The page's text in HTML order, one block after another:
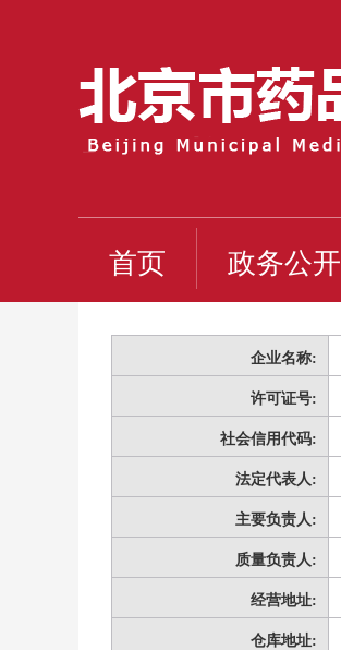
首页 政务公开
企业名称:
许可证号:
社会信用代码:
法定代表人:
主要负责人:
质量负责人:
经营地址:
仓库地址: